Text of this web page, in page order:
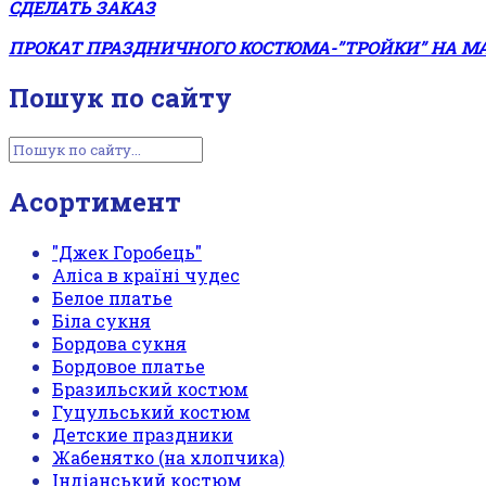
СДЕЛАТЬ ЗАКАЗ
ПРОКАТ ПРАЗДНИЧНОГО КОСТЮМА-”ТРОЙКИ” НА
Пошук по сайту
Асортимент
"Джек Горобець"
Аліса в країні чудес
Белое платье
Біла сукня
Бордова сукня
Бордовое платье
Бразильский костюм
Гуцульський костюм
Детские праздники
Жабенятко (на хлопчика)
Індіанський костюм